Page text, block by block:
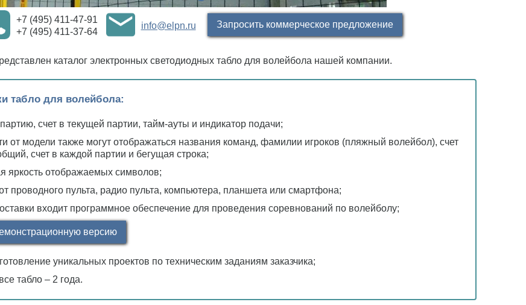
+7 (495) 411-47-91
+7 (495) 411-37-64
info@elpn.ru Запросить коммерческое предложение
каталог электронных светодиодных табло для волейбола нашей компании.
табло для волейбола:
счет в текущей партии, тайм-ауты и индикатор подачи;
от модели также могут отображаться названия команд, фамилии игроков (пляжный волейбол), счет
счет в каждой партии и бегущая строка;
яркость отображаемых символов;
проводного пульта, радио пульта, компьютера, планшета или смартфона;
входит программное обеспечение для проведения соревнований по волейболу;
версию
уникальных проектов по техническим заданиям заказчика;
табло – 2 года.